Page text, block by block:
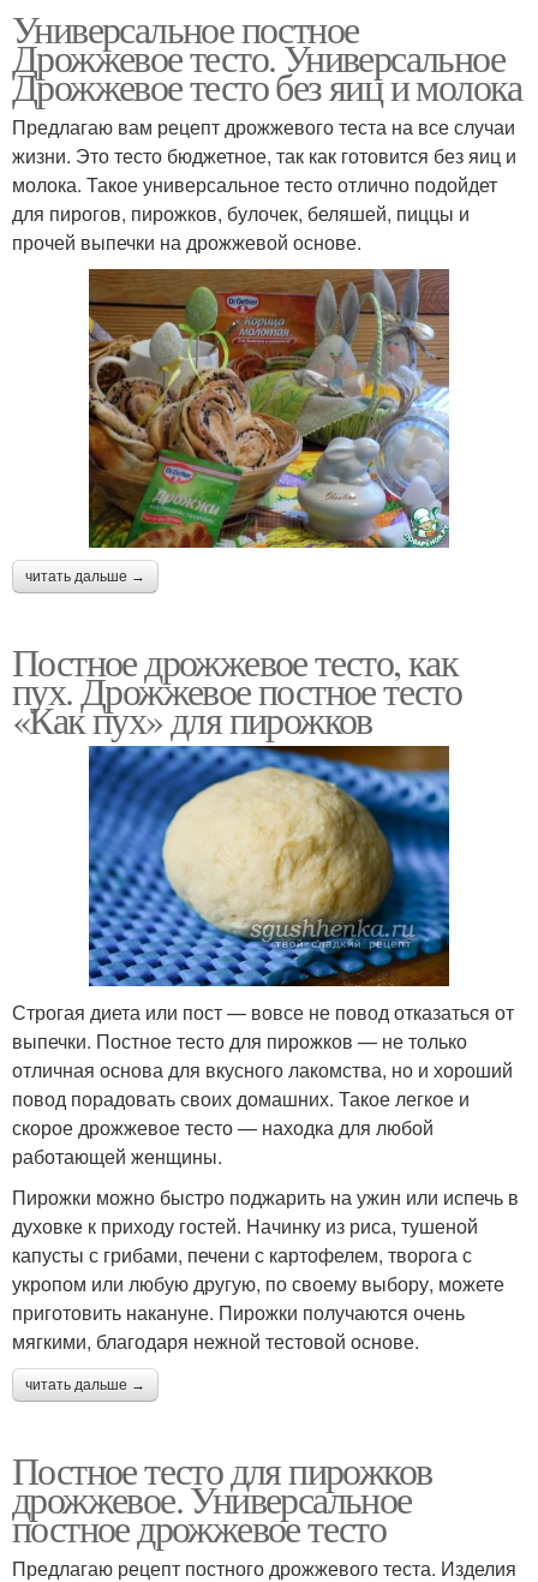
Универсальное постное
Дрожжевое тесто. Универсальное
Дрожжевое тесто без яиц и молока
Предлагаю вам рецепт дрожжевого теста на все случаи
жизни. Это тесто бюджетное, так как готовится без яиц и
молока. Такое универсальное тесто отлично подойдет
для пирогов, пирожков, булочек, беляшей, пиццы и
прочей выпечки на дрожжевой основе.
читать дальше →
Постное дрожжевое тесто, как
пух. Дрожжевое постное тесто
«Как пух» для пирожков
Строгая диета или пост — вовсе не повод отказаться от
выпечки. Постное тесто для пирожков — не только
отличная основа для вкусного лакомства, но и хороший
повод порадовать своих домашних. Такое легкое и
скорое дрожжевое тесто — находка для любой
работающей женщины.
Пирожки можно быстро поджарить на ужин или испечь в
духовке к приходу гостей. Начинку из риса, тушеной
капусты с грибами, печени с картофелем, творога с
укропом или любую другую, по своему выбору, можете
приготовить накануне. Пирожки получаются очень
мягкими, благодаря нежной тестовой основе.
читать дальше →
Постное тесто для пирожков
дрожжевое. Универсальное
постное дрожжевое тесто
Предлагаю рецепт постного дрожжевого теста. Изделия